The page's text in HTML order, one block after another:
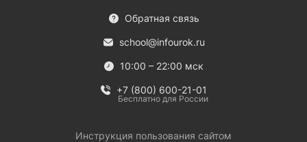
Обратная связь
school@infourok.ru
10:00 – 22:00 мск
+7 (800) 600-21-01
Бесплатно для России
Инструкция пользования сайтом